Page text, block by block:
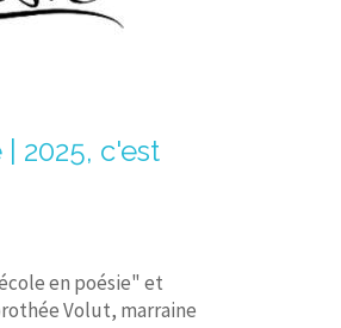
2025, c'est
en poésie" et
Volut, marraine